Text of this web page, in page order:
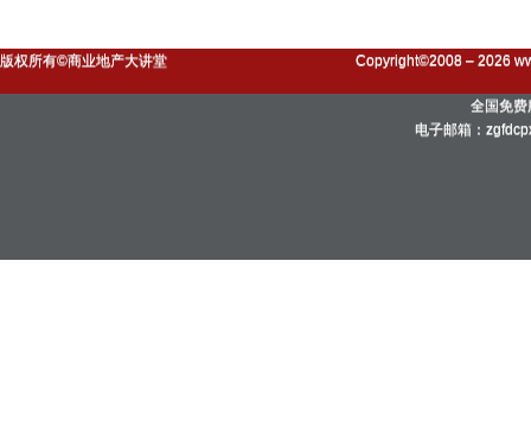
版权所有©商业地产大讲堂 Copyright©2008 – 2026
全国免
电子邮箱：